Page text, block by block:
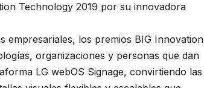
Technology 2019 por su innovadora
empresariales, los premios BIG Innovation
organizaciones y personas que dan
LG webOS Signage, convirtiendo las